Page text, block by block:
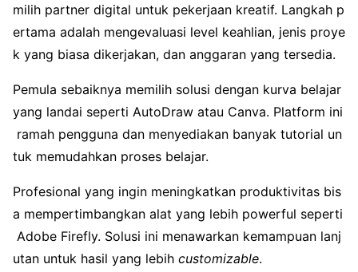
milih partner digital untuk pekerjaan kreatif. Langkah p
ertama adalah mengevaluasi level keahlian, jenis proye
k yang biasa dikerjakan, dan anggaran yang tersedia.
Pemula sebaiknya memilih solusi dengan kurva belajar
yang landai seperti AutoDraw atau Canva. Platform ini
ramah pengguna dan menyediakan banyak tutorial un
tuk memudahkan proses belajar.
Profesional yang ingin meningkatkan produktivitas bis
a mempertimbangkan alat yang lebih powerful seperti
Adobe Firefly. Solusi ini menawarkan kemampuan lanj
utan untuk hasil yang lebih customizable.